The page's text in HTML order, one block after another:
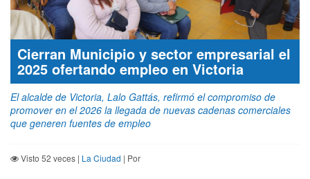
Cierran Municipio y sector empresarial el
2025 ofertando empleo en Victoria
El alcalde de Victoria, Lalo Gattás, refirmó el compromiso de
promover en el 2026 la llegada de nuevas cadenas comerciales
que generen fuentes de empleo
Visto 52 veces | La Ciudad | Por